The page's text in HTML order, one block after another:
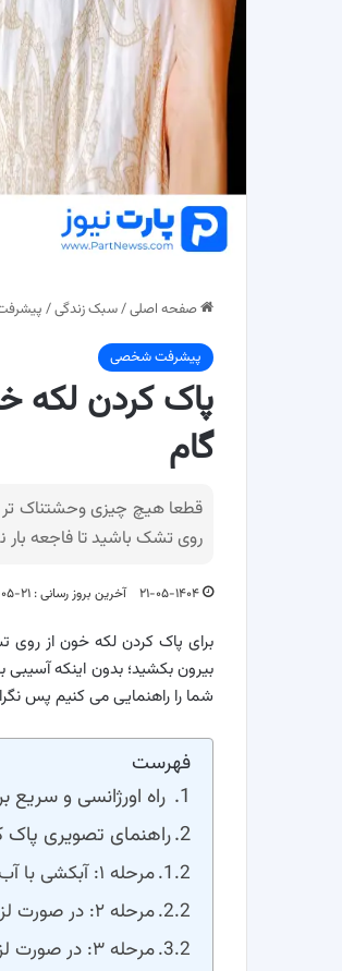
صفحه اصلی/سبک زندگی/
پیشرفت شخصی
پاک کردن لکه
گام
قطعا هیچ چیزی وحشتناک
روی تشک باشید تا فاجعه بار
۲۱-۰۵-۱۴۰۴ آخرین بروز رسانی : ۲۱-۰۵-۱۴۰۴
برای پاک کردن لکه خون از روی
بیرون بکشید؛ بدون اینکه
شما را راهنمایی می کنیم پس
فهرست
راه اورژانسی و
راهنمای تصویری
مرحله ۱: آبکشی با آب سرد
مرحله ۲: در صورت لزوم تکرار کنید
مرحله ۳: در صورت لزوم با نمک تکرار کنید